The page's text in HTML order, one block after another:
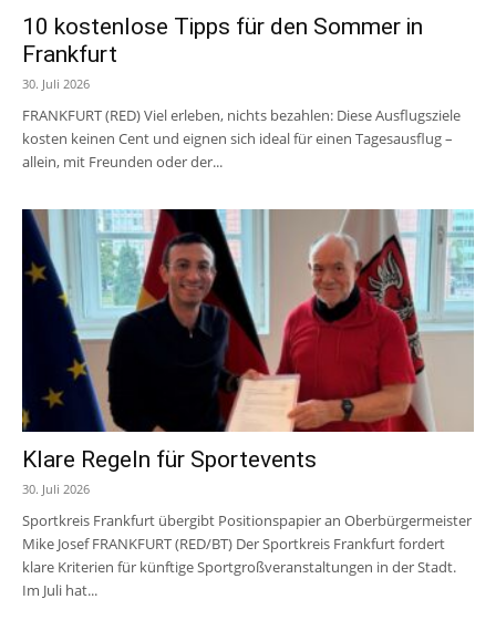
10 kostenlose Tipps für den Sommer in
Frankfurt
30. Juli 2026
FRANKFURT (RED) Viel erleben, nichts bezahlen: Diese Ausflugsziele
kosten keinen Cent und eignen sich ideal für einen Tagesausflug –
allein, mit Freunden oder der...
Klare Regeln für Sportevents
30. Juli 2026
Sportkreis Frankfurt übergibt Positionspapier an Oberbürgermeister
Mike Josef FRANKFURT (RED/BT) Der Sportkreis Frankfurt fordert
klare Kriterien für künftige Sportgroßveranstaltungen in der Stadt.
Im Juli hat...